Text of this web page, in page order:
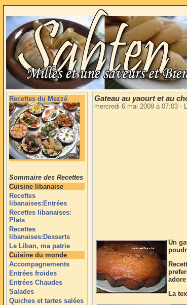
Recettes du Mezzé
Sommaire des Recettes
Cuisine libanaise
Recettes
libanaises:Entrées
Recettes libanaises:
Plats
Recettes
libanaises:Desserts
Le Liban, ma patrie
Cuisine du monde
Accompagnements
Entrées froides
Entrées Chaudes
Salades
Quiches et tartes salées
Gateau au yaourt et au
mercredi 6 mai 2009 à 07:03 -
Un
La